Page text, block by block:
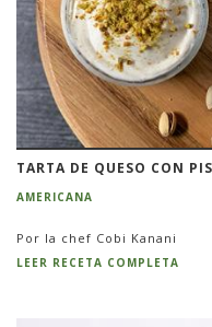
TARTA DE QUESO CON
AMERICANA
Por la chef Cobi Kanani
LEER RECETA COMPLETA